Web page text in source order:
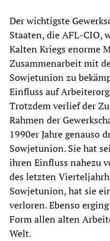
Der wichtigste
Staaten, die AFL-CIO,
Kalten Kriegs enorme
Zusammenarbeit mit
Sowjetunion zu
Einfluss auf
Trotzdem verlief der
Rahmen der
1990er Jahre genauso
Sowjetunion. Sie hat
ihren Einfluss nahezu
des letzten
Sowjetunion, hat sie
verloren. Ebenso
Form allen alten
Welt.